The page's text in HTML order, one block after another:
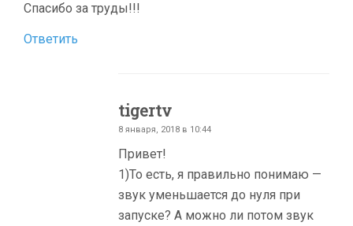
Спасибо за труды!!!
Ответить
tigertv
8 января, 2018 в 10:44
Привет!
1)То есть, я правильно понимаю —
звук уменьшается до нуля при
запуске? А можно ли потом звук